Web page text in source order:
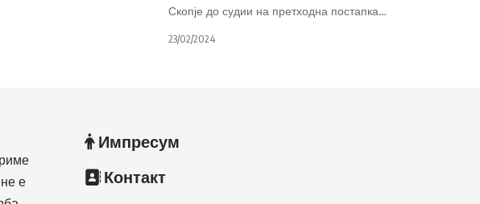
Скопје до судии на претходна постапка…
23/02/2024
е
Импресум
Контакт